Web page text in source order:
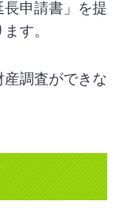
申請書」を提
す。
調査ができな